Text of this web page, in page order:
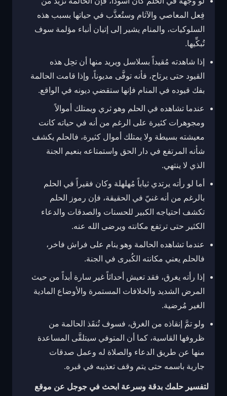
فِعل المعاصي والآثام وستُعذَّب في حياتها بسبب هذه
السلوكيات، والمنام يشير إلى إتيان أنباء مؤلمة سوف
تُبكِّيها.
إذا شاهدته مُقيداً بسلاسل ويريد منها أن تحِل هذه
القيود حتى يرتاح، فأنه توفَّى مديوناً، وإذا قامت الحالمة
بفك قيوده في المنام فإنها ستقضي ديونه في الواقع.
عندما تشاهده في الحلم وهو ثري ويمتلك أموالاً
ومجوهرات كثيرة على الرغم من أنه في حياته كانت
معيشته بسيطة ولا يمتلك أموال كثيرة، فالحلم يكشف
شأنه المرتفع في دار الحق واستمتاعه بنعيم الجنة
الذي لا ينتهي.
أما لو رأته يرتدي ثياباً مُهلهلة وكان فقيراً في الحلم
بالرغم من أنه غنيّ في الحقيقة، فإن رموز الحلم
تكشف احتياجه الكبير للحسنات والصدقات والدعاء
الكثير حتى ترتفع مكانته ويرضى الله عنه.
عندما تشاهده الحالمة وهو ينام على فراش فاخر،
فالحلم يعني مكانته الكُبرى في الجنة.
إذا رأته يغرق، فقد تعيش أحداثاً غير سارة أبداً من حيث
المرض الشديد والخلافات المستمرة والأوضاع المادية
الغير مُرضية.
ولو تمَّ إنقاذه من الغرق، فسوف تُنقَذ الحالمة من
ظروفها القاسية، كما أن المتوفي سيتلقَّى المساعدة
منها عن طريق الدعاء والصلاة له وعمل صدقات
جارية باسمه حتى يتم وقف تعذيبه في قبره.
لتفسير حلمك بدقة وسرعة ابحث في جوجل عن موقع